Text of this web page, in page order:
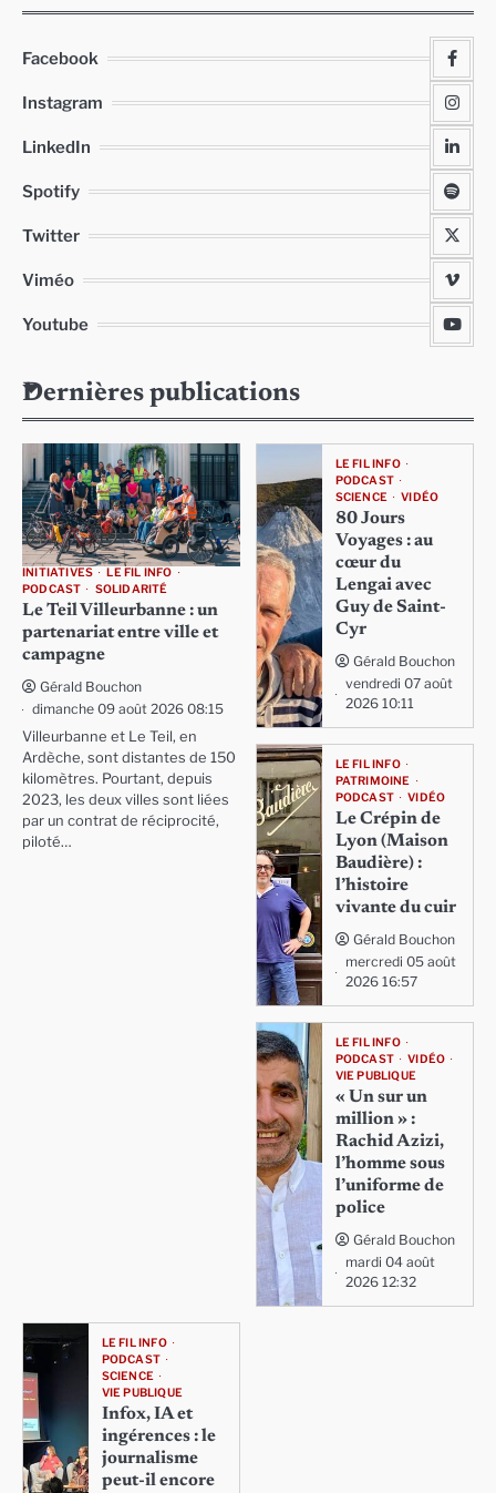
Facebook
Instagram
LinkedIn
Spotify
Twitter
Viméo
Youtube
Dernières publications
INITIATIVES
LE FIL INFO
PODCAST
SOLIDARITÉ
Le Teil Villeurbanne : un
partenariat entre ville et
campagne
Gérald Bouchon
dimanche 09 août 2026 08:15
Villeurbanne et Le Teil, en
Ardèche, sont distantes de 150
kilomètres. Pourtant, depuis
2023, les deux villes sont liées
par un contrat de réciprocité,
piloté…
LE FIL INFO
PODCAST
SCIENCE
VIDÉO
80 Jours
Voyages : au
cœur du
Lengai avec
Guy de Saint-
Cyr
Gérald Bouchon
vendredi 07 août
2026 10:11
LE FIL INFO
PATRIMOINE
PODCAST
VIDÉO
Le Crépin de
Lyon (Maison
Baudière) :
l’histoire
vivante du cuir
Gérald Bouchon
mercredi 05 août
2026 16:57
LE FIL INFO
PODCAST
VIDÉO
VIE PUBLIQUE
« Un sur un
million » :
Rachid Azizi,
l’homme sous
l’uniforme de
police
Gérald Bouchon
mardi 04 août
2026 12:32
LE FIL INFO
PODCAST
SCIENCE
VIE PUBLIQUE
Infox, IA et
ingérences : le
journalisme
peut-il encore